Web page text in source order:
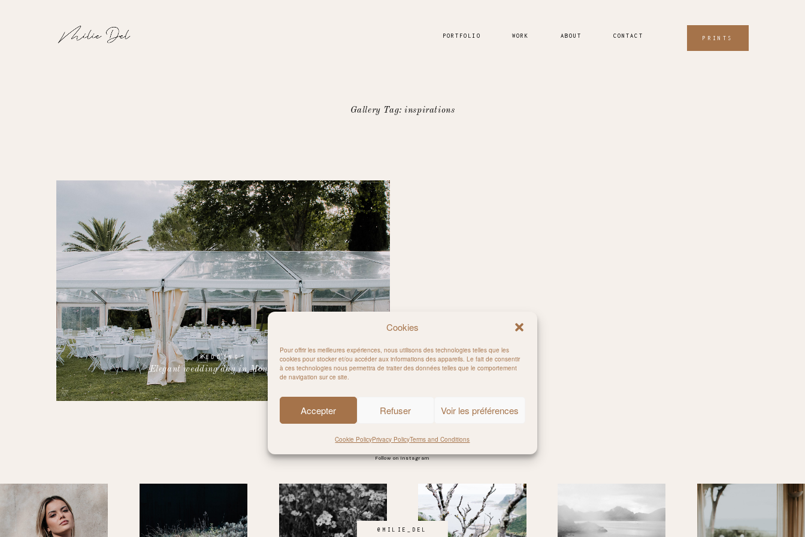
Cookies
Pour offrir les meilleures expériences, nous utilisons des technologies telles que les
cookies pour stocker et/ou accéder aux informations des appareils. Le fait de consentir
à ces technologies nous permettra de traiter des données telles que le comportement
de navigation sur ce site.
Accepter Refuser Voir les préférences
Cookie PolicyPrivacy PolicyTerms and Conditions
PORTFOLIO WORK ABOUT CONTACT PRINTS
Gallery Tag: inspirations
WEDDINGS
Elegant wedding day in Montpellier
Follow on Instagram
@MILIE_DEL